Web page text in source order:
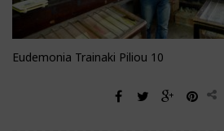
Eudemonia Trainaki Piliou 10